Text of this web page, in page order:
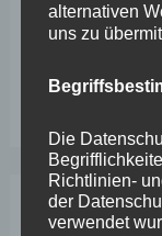
erstickt im
Wefelscheid bei
Archiv
alternativen
uns zu
Die
Richtlinien-
der
verwendet